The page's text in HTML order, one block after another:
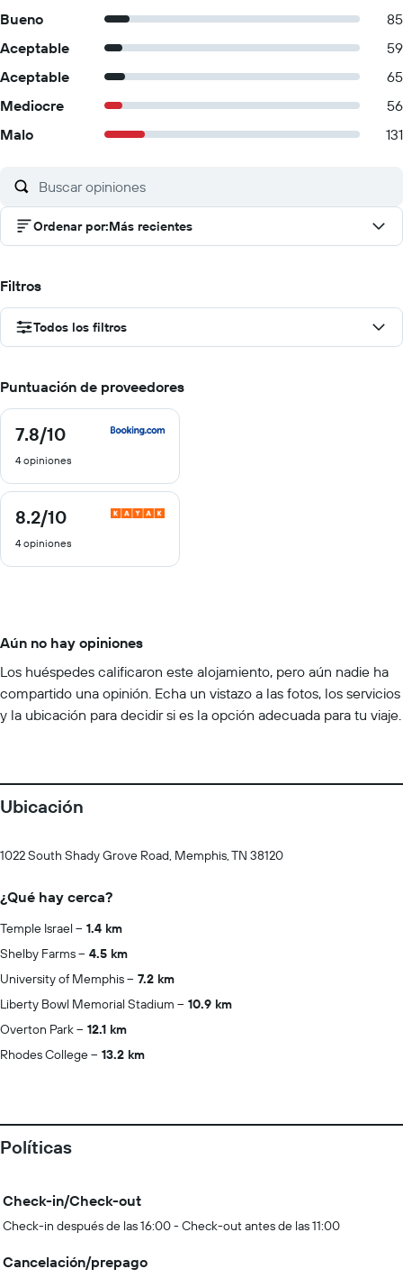
Bueno
85
Aceptable
59
Aceptable
65
Mediocre
56
Malo
131
Ordenar por:Más recientes
Filtros
Todos los filtros
Puntuación de proveedores
7.8/10
7.8
10
4 opiniones
8.2/10
8.2
10
4 opiniones
Aún no hay opiniones
Los huéspedes calificaron este alojamiento, pero aún nadie ha
compartido una opinión. Echa un vistazo a las fotos, los servicios
y la ubicación para decidir si es la opción adecuada para tu viaje.
Ubicación
1022 South Shady Grove Road, Memphis, TN 38120
¿Qué hay cerca?
Temple Israel
1.4 km
Shelby Farms
4.5 km
University of Memphis
7.2 km
Liberty Bowl Memorial Stadium
10.9 km
Overton Park
12.1 km
Rhodes College
13.2 km
Políticas
Check-in/Check-out
Check-in después de las 16:00 - Check-out antes de las 11:00
Cancelación/prepago